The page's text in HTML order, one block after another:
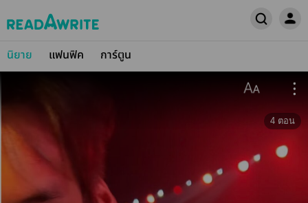
นิยาย แฟนฟิค การ์ตูน
4 ตอน